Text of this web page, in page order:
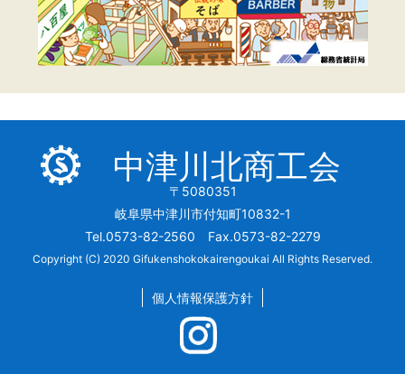
中津川北商工会
〒5080351
岐阜県中津川市付知町10832-1
Tel.0573-82-2560 Fax.0573-82-2279
Copyright (C) 2020 Gifukenshokokairengoukai All Rights Reserved.
個人情報保護方針